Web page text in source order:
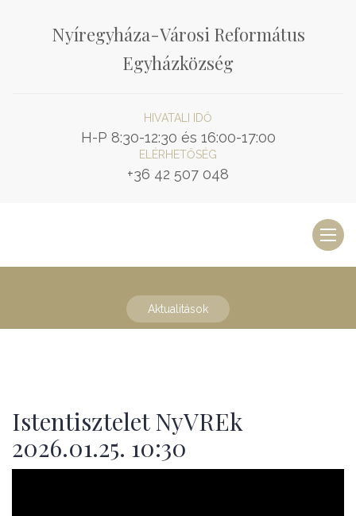
Nyíregyháza-Városi Református
Egyházközség
HIVATALI IDŐ
H-P 8:30-12:30 és 16:00-17:00
ELÉRHETŐSÉG
+36 42 507 048
Aktualitások
Istentisztelet NyVREk
2026.01.25. 10:30